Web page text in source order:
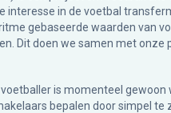
interesse in de voetbal
gebaseerde waarden van
Dit doen we samen met onze
is momenteel gewoon
bepalen door simpel te